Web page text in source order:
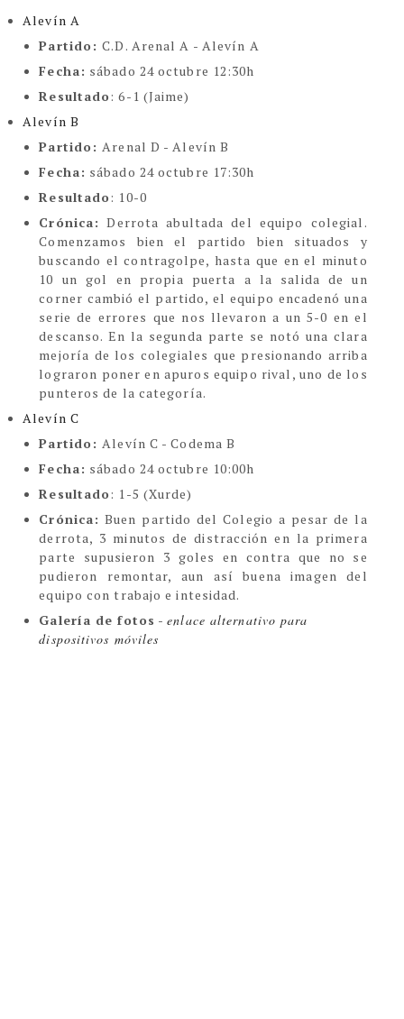
Alevín A
Partido:C.D. Arenal A - Alevín A
Fecha: sábado 24 octubre 12:30h
Resultado: 6-1 (Jaime)
Alevín B
Partido:Arenal D - Alevín B
Fecha: sábado 24 octubre 17:30h
Resultado: 10-0
Crónica: Derrota abultada del equipo colegial.
Comenzamos bien el partido bien situados y
buscando el contragolpe, hasta que en el minuto
10 un gol en propia puerta a la salida de un
corner cambió el partido, el equipo encadenó una
serie de errores que nos llevaron a un 5-0 en el
descanso. En la segunda parte se notó una clara
mejoría de los colegiales que presionando arriba
lograron poner en apuros equipo rival, uno de los
punteros de la categoría.
Alevín C
Partido:Alevín C - Codema B
Fecha: sábado 24 octubre 10:00h
Resultado: 1-5 (Xurde)
Crónica: Buen partido del Colegio a pesar de la
derrota, 3 minutos de distracción en la primera
parte supusieron 3 goles en contra que no se
pudieron remontar, aun así buena imagen del
equipo con trabajo e intesidad.
Galería de fotos -enlace alternativo para
dispositivos móviles